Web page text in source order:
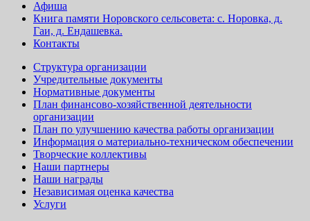
Афиша
Книга памяти Норовского сельсовета: с. Норовка, д.
Гаи, д. Ендашевка.
Контакты
Структура организации
Учредительные документы
Нормативные документы
План финансово-хозяйственной деятельности
организации
План по улучшению качества работы организации
Информация о материально-техническом обеспечении
Творческие коллективы
Наши партнеры
Наши награды
Независимая оценка качества
Услуги